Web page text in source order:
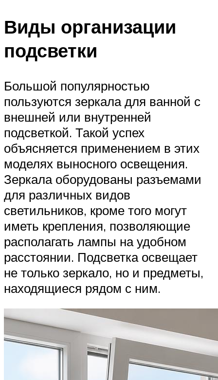
Виды организации
подсветки
Большой популярностью
пользуются зеркала для ванной с
внешней или внутренней
подсветкой. Такой успех
объясняется применением в этих
моделях выносного освещения.
Зеркала оборудованы разъемами
для различных видов
светильников, кроме того могут
иметь крепления, позволяющие
располагать лампы на удобном
расстоянии. Подсветка освещает
не только зеркало, но и предметы,
находящиеся рядом с ним.